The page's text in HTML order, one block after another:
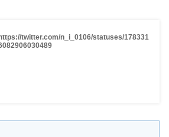
https://twitter.com/n_i_0106/statuses/178331